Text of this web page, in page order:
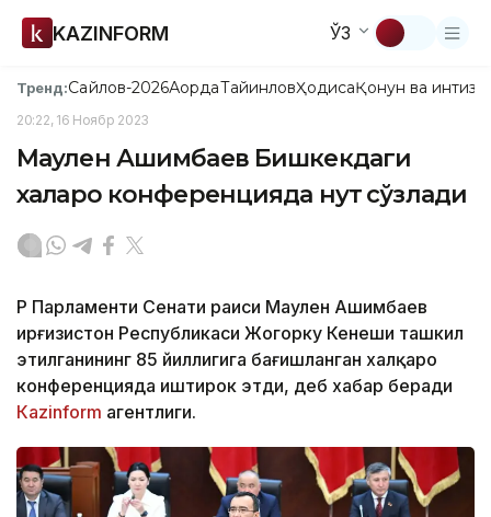
KAZINFORM ЎЗ
Тренд:Сайлов-2026АқордаТайинловҲодисаҚонун ва
20:22, 16 Ноябр 2023
Маулен Ашимбаев Бишкекдаги
халқаро конференцияда нутқ сўзлади
ҚР Парламенти Сенати раиси Маулен Ашимбаев
Қирғизистон Республикаси Жогорку Кенеши ташкил
этилганининг 85 йиллигига бағишланган халқаро
конференцияда иштирок этди, деб хабар беради
Кazinform агентлиги.